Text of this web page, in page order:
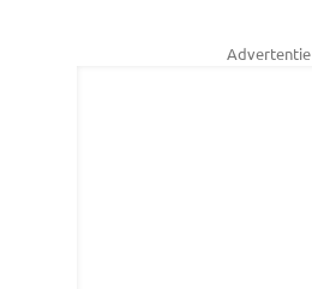
Advertentie